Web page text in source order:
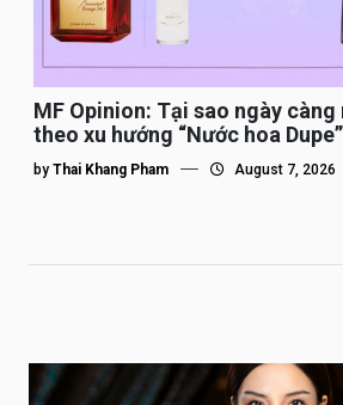
MF Opinion: Tại sao ngày
theo xu hướng “Nước hoa
by Thai Khang Pham August 7, 2026